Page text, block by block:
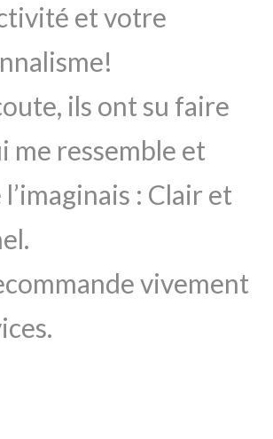
et votre
ils ont su faire
me ressemble et
: Clair et
vivement